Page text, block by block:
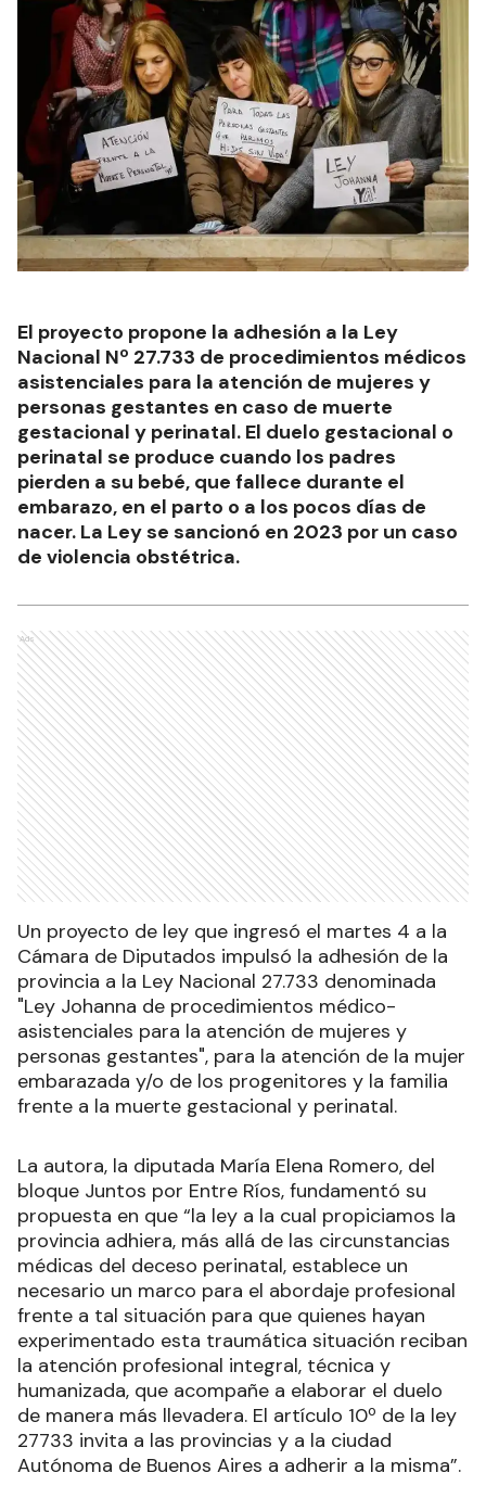
El proyecto propone la adhesión a la Ley
Nacional Nº 27.733 de procedimientos médicos
asistenciales para la atención de mujeres y
personas gestantes en caso de muerte
gestacional y perinatal. El duelo gestacional o
perinatal se produce cuando los padres
pierden a su bebé, que fallece durante el
embarazo, en el parto o a los pocos días de
nacer. La Ley se sancionó en 2023 por un caso
de violencia obstétrica.
Ads
Un proyecto de ley que ingresó el martes 4 a la
Cámara de Diputados impulsó la adhesión de la
provincia a la Ley Nacional 27.733 denominada
"Ley Johanna de procedimientos médico-
asistenciales para la atención de mujeres y
personas gestantes", para la atención de la mujer
embarazada y/o de los progenitores y la familia
frente a la muerte gestacional y perinatal.
La autora, la diputada María Elena Romero, del
bloque Juntos por Entre Ríos, fundamentó su
propuesta en que “la ley a la cual propiciamos la
provincia adhiera, más allá de las circunstancias
médicas del deceso perinatal, establece un
necesario un marco para el abordaje profesional
frente a tal situación para que quienes hayan
experimentado esta traumática situación reciban
la atención profesional integral, técnica y
humanizada, que acompañe a elaborar el duelo
de manera más llevadera. El artículo 10º de la ley
27733 invita a las provincias y a la ciudad
Autónoma de Buenos Aires a adherir a la misma”.